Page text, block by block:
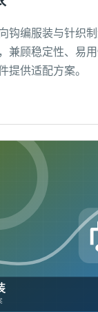
钩编服装与针织
兼顾稳定性、易
提供适配方案。